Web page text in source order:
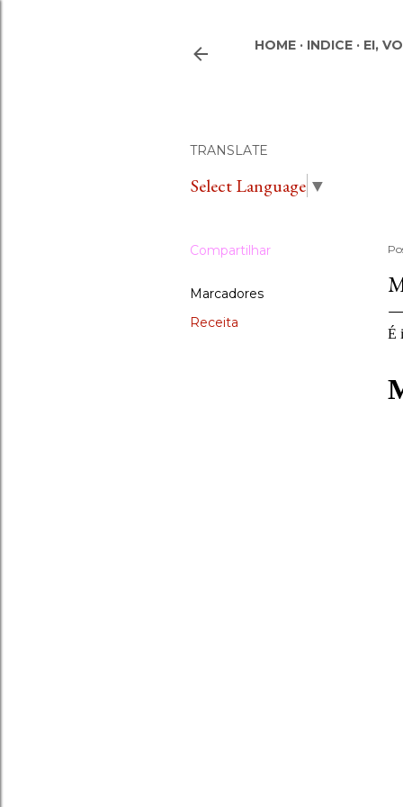
HOME INDICE EI,
TRANSLATE
Select Language ▼
Compartilhar
Marcadores
Receita
É